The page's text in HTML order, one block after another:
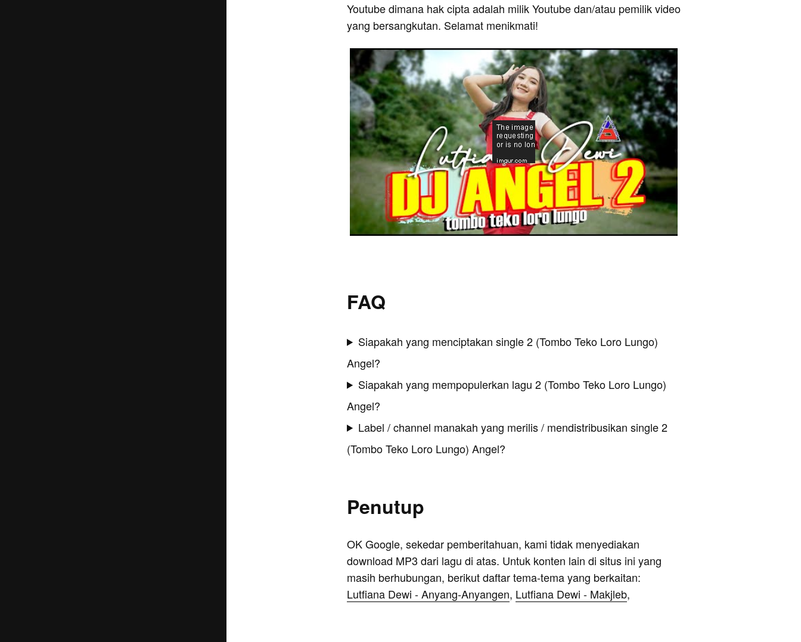
Youtube dimana hak cipta adalah milik Youtube dan/atau pemilik video
yang bersangkutan. Selamat menikmati!
FAQ
Siapakah yang menciptakan single 2 (Tombo Teko Loro Lungo)
Angel?
Siapakah yang mempopulerkan lagu 2 (Tombo Teko Loro Lungo)
Angel?
Label / channel manakah yang merilis / mendistribusikan single 2
(Tombo Teko Loro Lungo) Angel?
Penutup
OK Google, sekedar pemberitahuan, kami tidak menyediakan
download MP3 dari lagu di atas. Untuk konten lain di situs ini yang
masih berhubungan, berikut daftar tema-tema yang berkaitan:
Lutfiana Dewi - Anyang-Anyangen, Lutfiana Dewi - Makjleb,